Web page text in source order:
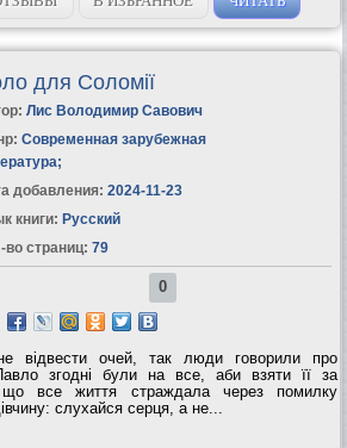
для Соломії
Лис Володимир Савович
Современная зарубежная
;
добавления: 2024-11-23
книги: Русский
во страниц: 79
0
відвести очей, так люди говорили про
згодні були на все, аби взяти її за
все життя страждала через помилку
слухайся серця, а не...